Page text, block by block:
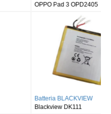
OPPO Pad 3 OPD2405
Batteria BLACKVIEW
Blackview DK111